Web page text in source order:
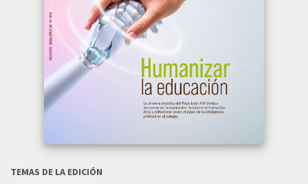
TEMAS DE LA EDICIÓN